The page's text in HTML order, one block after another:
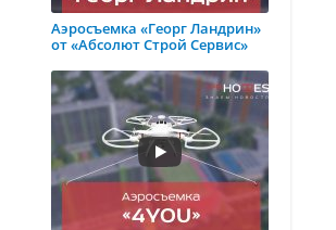
Аэросъемка «Георг Ландрин»
от «Абсолют Строй Сервис»